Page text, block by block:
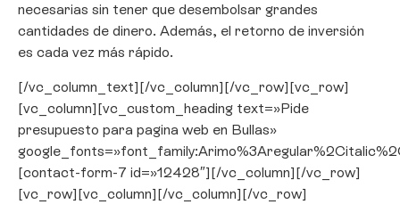
necesarias sin tener que desembolsar grandes
cantidades de dinero. Además, el retorno de inversión
es cada vez más rápido.
[/vc_column_text][/vc_column][/vc_row][vc_row]
[vc_column][vc_custom_heading text=»Pide
presupuesto para pagina web en Bullas»
[contact-form-7 id=»12428″][/vc_column][/vc_row]
[vc_row][vc_column][/vc_column][/vc_row]